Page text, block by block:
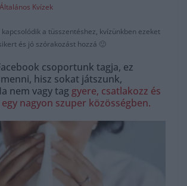
Általános Kvízek
a tüsszentéshez, kvízünkben ezeket
és jó szórakozást hozzá 🙂
csoportunk tagja, ez
hisz sokat játszunk,
nem vagy tag gyere, csatlakozz és
nagyon szuper közösségben.